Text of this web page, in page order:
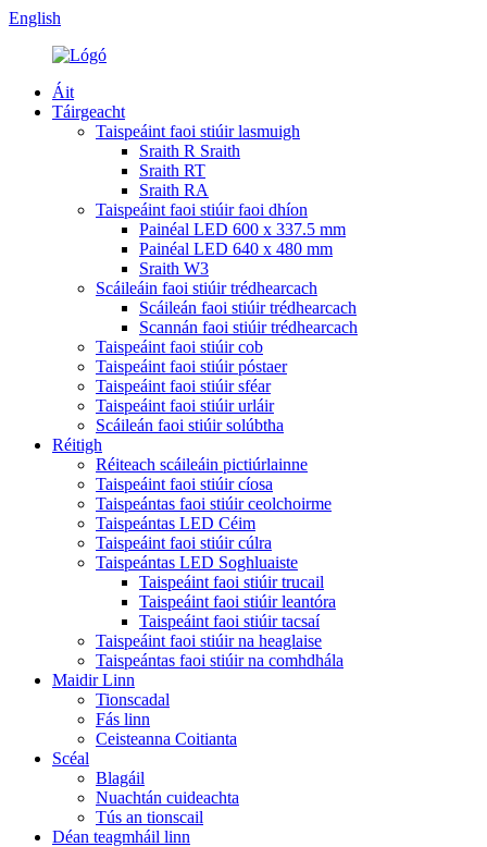
English
Áit
Táirgeacht
Taispeáint faoi stiúir lasmuigh
Sraith R Sraith
Sraith RT
Sraith RA
Taispeáint faoi stiúir faoi dhíon
Painéal LED 600 x 337.5 mm
Painéal LED 640 x 480 mm
Sraith W3
Scáileáin faoi stiúir trédhearcach
Scáileán faoi stiúir trédhearcach
Scannán faoi stiúir trédhearcach
Taispeáint faoi stiúir cob
Taispeáint faoi stiúir póstaer
Taispeáint faoi stiúir sféar
Taispeáint faoi stiúir urláir
Scáileán faoi stiúir solúbtha
Réitigh
Réiteach scáileáin pictiúrlainne
Taispeáint faoi stiúir cíosa
Taispeántas faoi stiúir ceolchoirme
Taispeántas LED Céim
Taispeáint faoi stiúir cúlra
Taispeántas LED Soghluaiste
Taispeáint faoi stiúir trucail
Taispeáint faoi stiúir leantóra
Taispeáint faoi stiúir tacsaí
Taispeáint faoi stiúir na heaglaise
Taispeántas faoi stiúir na comhdhála
Maidir Linn
Tionscadal
Fás linn
Ceisteanna Coitianta
Scéal
Blagáil
Nuachtán cuideachta
Tús an tionscail
Déan teagmháil linn